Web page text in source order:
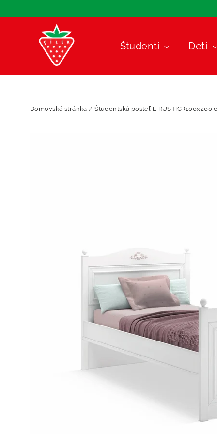
na
Študenti Deti
Domovská stránka / Študentská posteľ L RUSTIC (100x200